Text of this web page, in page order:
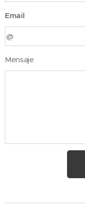
Email
Mensaje